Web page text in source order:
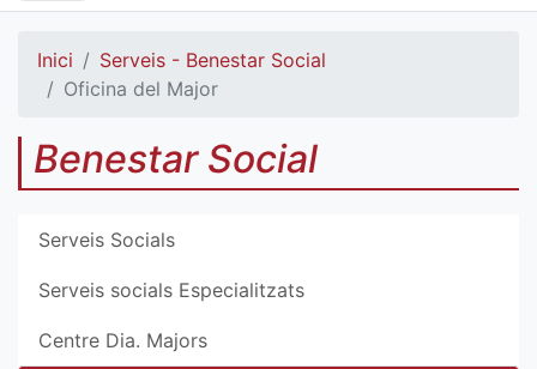
Inici
Serveis - Benestar Social
Oficina del Major
Benestar Social
Serveis Socials
Serveis socials Especialitzats
Centre Dia. Majors